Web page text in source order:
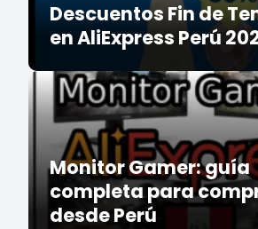
Descuentos Fin de
en AliExpress Perú
Monitor Gamer: guía
completa para
desde Perú